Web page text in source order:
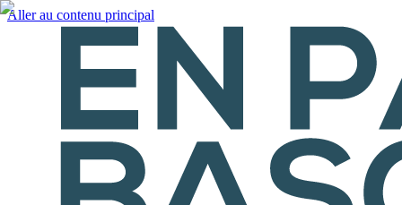
Aller au contenu principal